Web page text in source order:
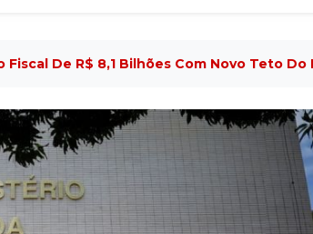
De R$ 8,1 Bilhões Com Novo Teto Do